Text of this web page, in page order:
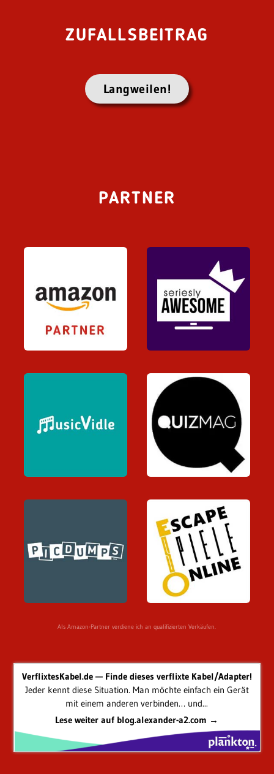
ZUFALLSBEITRAG
Langweilen!
PARTNER
Als Amazon-Partner verdiene ich an qualifizierten Verkäufen.
VerflixtesKabel.de — Finde dieses verflixte Kabel/Adapter!
Jeder kennt diese Situation. Man möchte einfach ein Gerät
mit einem anderen verbinden… und...
Lese weiter auf blog.alexander-a2.com →